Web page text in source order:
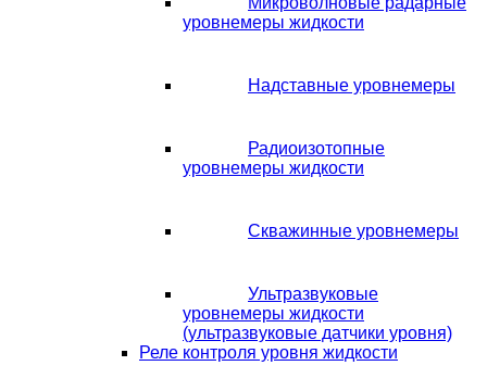
уровнемеры жидкости
Надставные уровнемеры
Радиоизотопные
уровнемеры жидкости
Скважинные уровнемеры
Ультразвуковые
уровнемеры жидкости
(ультразвуковые датчики уровня)
Реле контроля уровня жидкости